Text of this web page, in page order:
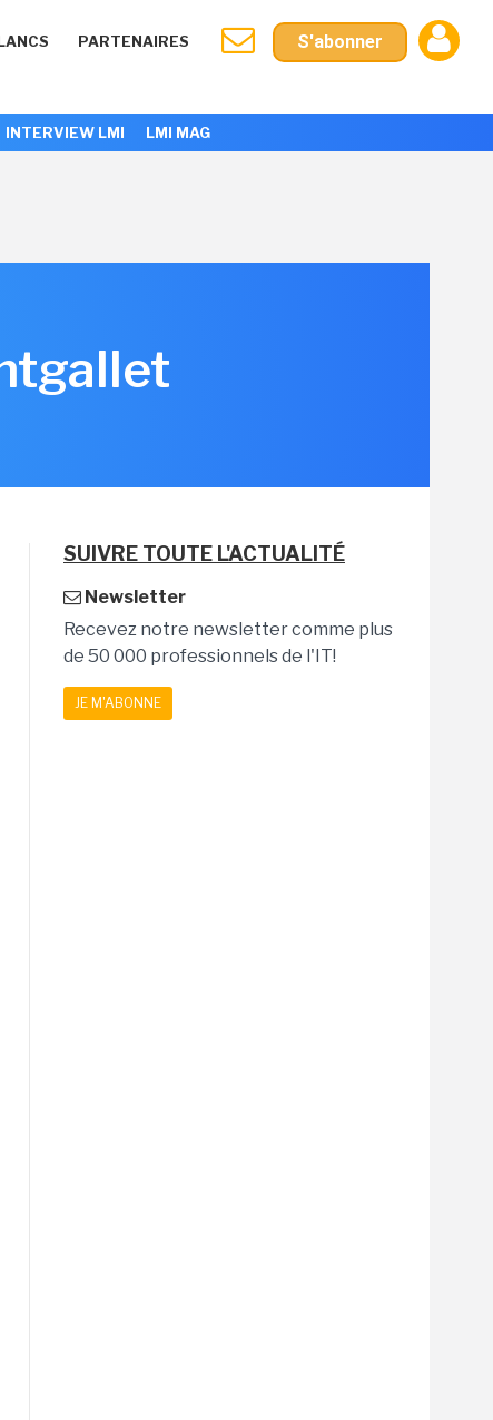
PARTENAIRES S'abonner
INTERVIEW LMI LMI MAG
SUIVRE TOUTE L'ACTUALITÉ
Newsletter
Recevez notre newsletter comme plus
de 50 000 professionnels de l'IT!
JE M'ABONNE